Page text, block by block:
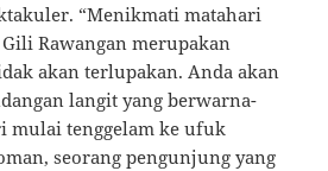
“Menikmati matahari
Rawangan merupakan
akan terlupakan. Anda akan
langit yang berwarna-
mulai tenggelam ke ufuk
seorang pengunjung yang